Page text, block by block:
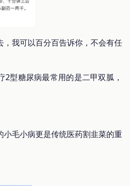
，我可以百分百告诉你，不会有任
2型糖尿病最常用的是二甲双胍，
小毛小病更是传统医药割韭菜的重